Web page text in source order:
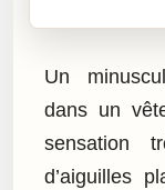
Un
dans un
sensation
d’aiguilles